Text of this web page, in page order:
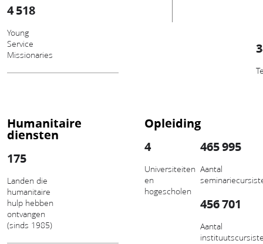
4 518
Young
Service
Missionaries
Humanitaire
diensten
175
Landen die
humanitaire
hulp hebben
ontvangen
(sinds 1985)
Opleiding
4
Universiteiten
en
hogescholen
465 995
Aantal
456 701
Aantal